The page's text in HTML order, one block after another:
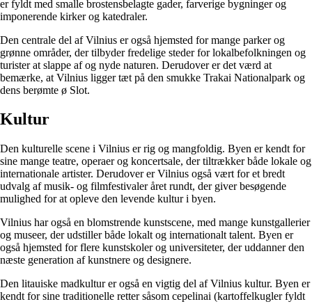
er fyldt med smalle brostensbelagte gader, farverige bygninger og
imponerende kirker og katedraler.
Den centrale del af Vilnius er også hjemsted for mange parker og
grønne områder, der tilbyder fredelige steder for lokalbefolkningen og
turister at slappe af og nyde naturen. Derudover er det værd at
bemærke, at Vilnius ligger tæt på den smukke Trakai Nationalpark og
dens berømte ø Slot.
Kultur
Den kulturelle scene i Vilnius er rig og mangfoldig. Byen er kendt for
sine mange teatre, operaer og koncertsale, der tiltrækker både lokale og
internationale artister. Derudover er Vilnius også vært for et bredt
udvalg af musik- og filmfestivaler året rundt, der giver besøgende
mulighed for at opleve den levende kultur i byen.
Vilnius har også en blomstrende kunstscene, med mange kunstgallerier
og museer, der udstiller både lokalt og internationalt talent. Byen er
også hjemsted for flere kunstskoler og universiteter, der uddanner den
næste generation af kunstnere og designere.
Den litauiske madkultur er også en vigtig del af Vilnius kultur. Byen er
kendt for sine traditionelle retter såsom cepelinai (kartoffelkugler fyldt